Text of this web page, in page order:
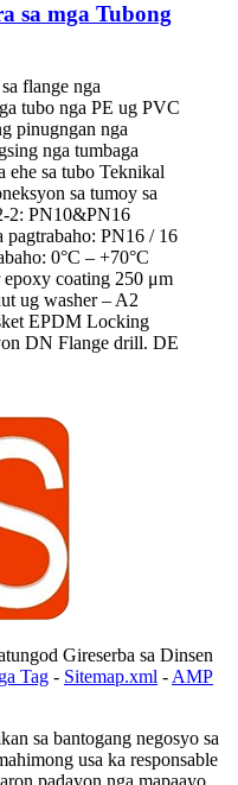
sa mga Tubong
flange nga
tubo nga PE ug PVC
pinugngan nga
nga tumbaga
ehe sa tubo Teknikal
sa tumoy sa
2: PN10&PN16
pagtrabaho: PN16 / 16
0°C – +70°C
coating 250 μm
ug washer – A2
EPDM Locking
DN Flange drill. DE
Gireserba sa Dinsen
Tag - Sitemap.xml - AMP
sa bantogang negosyo sa
usa ka responsable
padayon nga mapaayo